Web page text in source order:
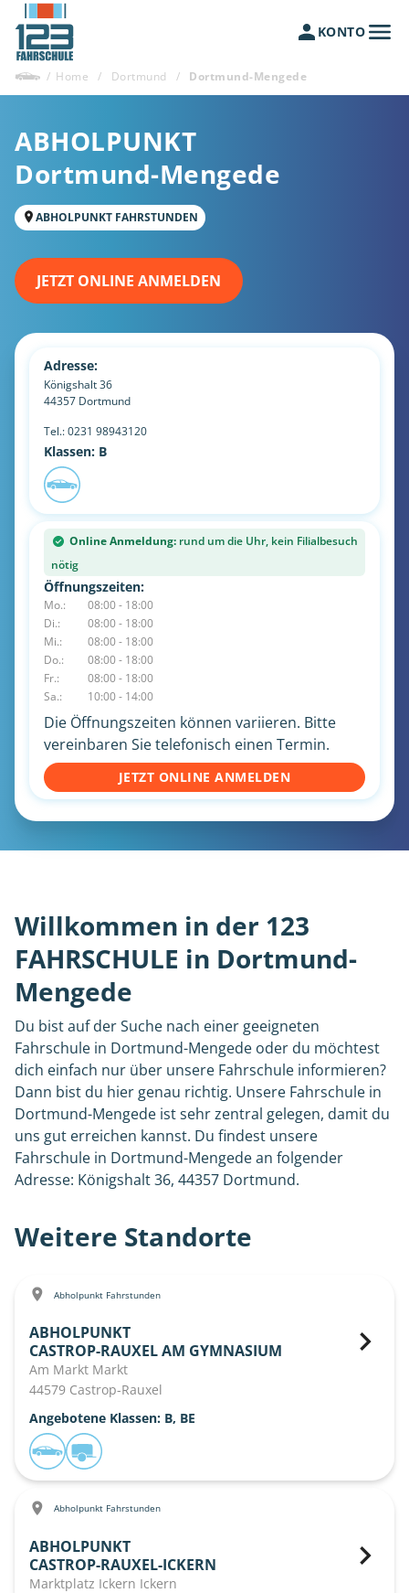
KONTO
/ Home / Dortmund / Dortmund-Mengede
ABHOLPUNKT
Dortmund-Mengede
ABHOLPUNKT FAHRSTUNDEN
JETZT ONLINE ANMELDEN
Adresse:
Königshalt 36
44357 Dortmund
Tel.:0231 98943120
Klassen: B
Online Anmeldung: rund um die Uhr, kein Filialbesuch
nötig
Öffnungszeiten:
Mo.:
08:00 - 18:00
Di.:
08:00 - 18:00
Mi.:
08:00 - 18:00
Do.:
08:00 - 18:00
Fr.:
08:00 - 18:00
Sa.:
10:00 - 14:00
Die Öffnungszeiten können variieren. Bitte
vereinbaren Sie telefonisch einen Termin.
JETZT ONLINE ANMELDEN
Willkommen in der 123
FAHRSCHULE in Dortmund-
Mengede
Du bist auf der Suche nach einer geeigneten
Fahrschule in Dortmund-Mengede oder du möchtest
dich einfach nur über unsere Fahrschule informieren?
Dann bist du hier genau richtig. Unsere Fahrschule in
Dortmund-Mengede ist sehr zentral gelegen, damit du
uns gut erreichen kannst. Du findest unsere
Fahrschule in Dortmund-Mengede an folgender
Adresse: Königshalt 36, 44357 Dortmund.
Weitere Standorte
Abholpunkt Fahrstunden
ABHOLPUNKT
CASTROP-RAUXEL AM GYMNASIUM
Am Markt Markt
44579 Castrop-Rauxel
Angebotene Klassen: B, BE
Abholpunkt Fahrstunden
ABHOLPUNKT
CASTROP-RAUXEL-ICKERN
Marktplatz Ickern Ickern